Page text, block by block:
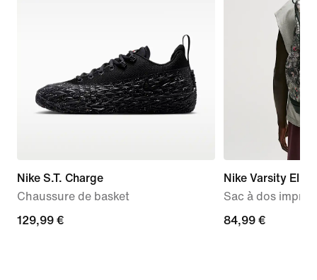
Nike S.T. Charge
Chaussure de basket
129,99 €
129,99 €
Nike Varsity Elite
Sac à dos
84,99 €
84,99 €